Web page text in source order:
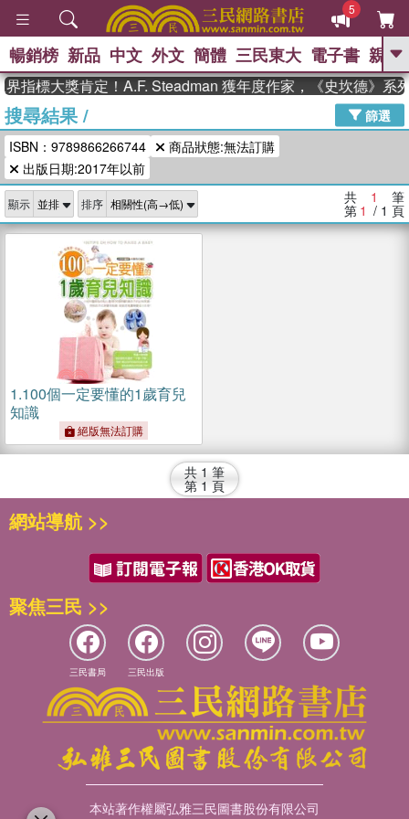
5
GO
高希均教授回憶錄
、 The Odyssey 、 父親節 、 如果歷
史是一群喵 、 暑期推薦
登輝時代 、 數學女孩：黎曼猜想 、
偉大的迷走神經
暢銷榜 新品 中文 外文 簡體 三民東大 電子書 親子
指標大獎肯定！A.F. Steadman 獲年度作家，《史坎德》系
搜尋結果/
篩選
ISBN：9789866266744
商品狀態:無法訂購
出版日期:2017年以前
顯示 排序 共 1 筆
第 1 / 1 頁
1.100個一定要懂的1歲育兒
知識
絕版無法訂購
共 1 筆
第 1 頁
網站導航 >>
聚焦三民 >>
三民書局 三民出版
本站著作權屬弘雅三民圖書股份有限公司